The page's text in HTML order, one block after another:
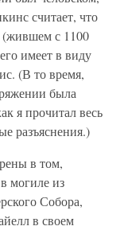
считает, что
(жившем с 1100
имеет в виду
(В то время,
была
я прочитал весь
разъяснения.)
в том,
могиле из
Собора,
в своем